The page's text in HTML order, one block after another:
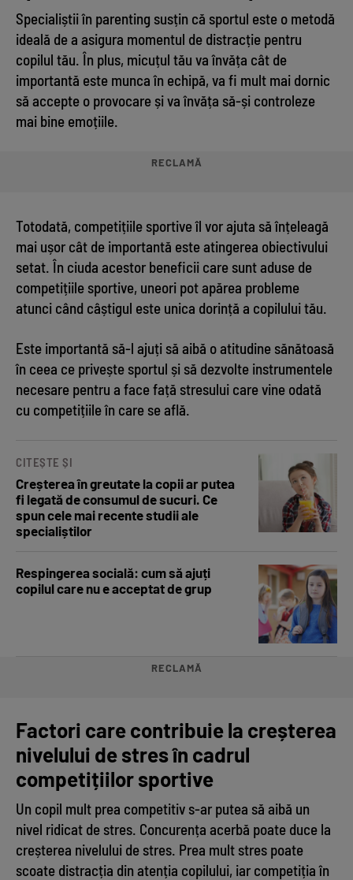
Specialiștii în parenting susțin că sportul este o metodă
ideală de a asigura momentul de distracție pentru
copilul tău. În plus, micuțul tău va învăța cât de
importantă este munca în echipă, va fi mult mai dornic
să accepte o provocare și va învăța să-și controleze
mai bine emoțiile.
RECLAMĂ
Totodată, competițiile sportive îl vor ajuta să înțeleagă
mai ușor cât de importantă este atingerea obiectivului
setat. În ciuda acestor beneficii care sunt aduse de
competițiile sportive, uneori pot apărea probleme
atunci când câștigul este unica dorință a copilului tău.
Este importantă să-l ajuți să aibă o atitudine sănătoasă
în ceea ce privește sportul și să dezvolte instrumentele
necesare pentru a face față stresului care vine odată
cu competițiile în care se află.
CITEȘTE ȘI
Creșterea în greutate la copii ar putea
fi legată de consumul de sucuri. Ce
spun cele mai recente studii ale
specialiștilor
Respingerea socială: cum să ajuți
copilul care nu e acceptat de grup
RECLAMĂ
Factori care contribuie la creșterea
nivelului de stres în cadrul
competițiilor sportive
Un copil mult prea competitiv s-ar putea să aibă un
nivel ridicat de stres. Concurența acerbă poate duce la
creșterea nivelului de stres. Prea mult stres poate
scoate distracția din atenția copilului, iar competiția în